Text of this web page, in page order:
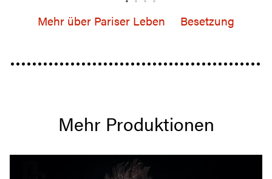
Mehr über Pariser Leben Besetzung
Mehr Produktionen